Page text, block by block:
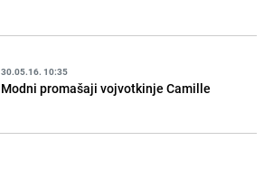
30.05.16. 10:35
Modni promašaji vojvotkinje Camille